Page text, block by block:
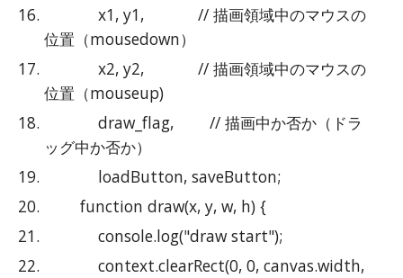
            x1, y1,            // 描画領域中のマウスの
位置（mousedown）
            x2, y2,            // 描画領域中のマウスの
位置（mouseup)
            draw_flag,        // 描画中か否か（ドラ
ッグ中か否か）
            loadButton, saveButton;
        function draw(x, y, w, h) {
            console.log("draw start");
            context.clearRect(0, 0, canvas.width,